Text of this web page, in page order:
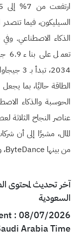
السيليكون، فيما تتصدر
الذكاء الاصطناعي.
الطاقة حاليًا، بما يجعل
الحوسبة والذكاء
عناصر النجاح الثلاثة
المال، مشيرًا إلى أن
من بينها ByteDance، وLenovo، وTencent
السعودية
: 08/07/2026
Arabia Time